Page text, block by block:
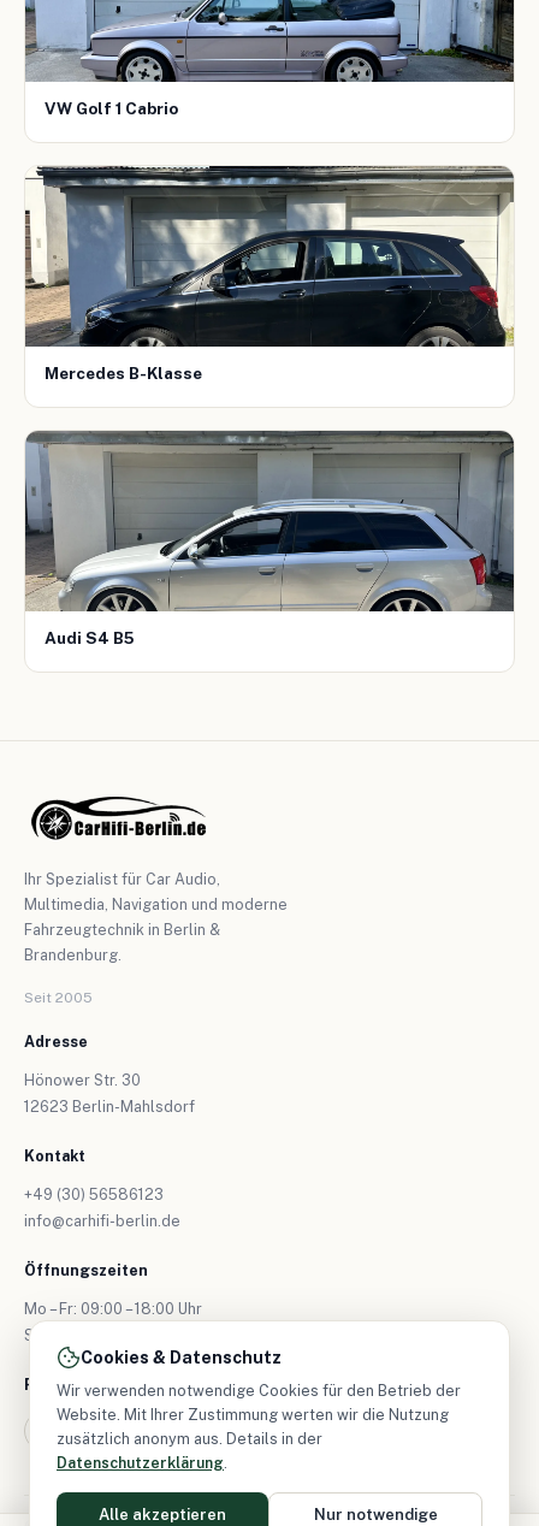
VW Golf 1 Cabrio
Mercedes B-Klasse
Audi S4 B5
Ihr Spezialist für Car Audio,
Multimedia, Navigation und moderne
Fahrzeugtechnik in Berlin &
Brandenburg.
Seit 2005
Adresse
Hönower Str. 30
12623 Berlin-Mahlsdorf
Kontakt
+49 (30) 56586123
info@carhifi-berlin.de
Öffnungszeiten
Mo – Fr: 09:00 – 18:00 Uhr
Sa: nur nach Vereinbarung
Folgen Sie uns
Cookies & Datenschutz
Wir verwenden notwendige Cookies für den Betrieb der
Website. Mit Ihrer Zustimmung werten wir die Nutzung
zusätzlich anonym aus. Details in der
Datenschutzerklärung.
Alle akzeptieren Nur notwendige